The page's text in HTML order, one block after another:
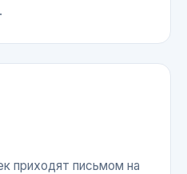
приходят письмом на